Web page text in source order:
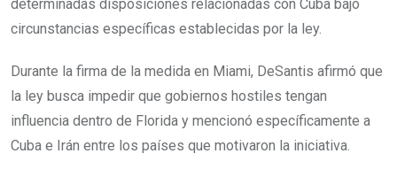
determinadas disposiciones relacionadas con Cuba bajo
circunstancias específicas establecidas por la ley.
Durante la firma de la medida en Miami, DeSantis afirmó que
la ley busca impedir que gobiernos hostiles tengan
influencia dentro de Florida y mencionó específicamente a
Cuba e Irán entre los países que motivaron la iniciativa.